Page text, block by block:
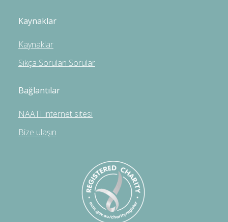
Kaynaklar
Kaynaklar
Sıkça Sorulan Sorular
Bağlantılar
NAATI internet sitesi
Bize ulaşın